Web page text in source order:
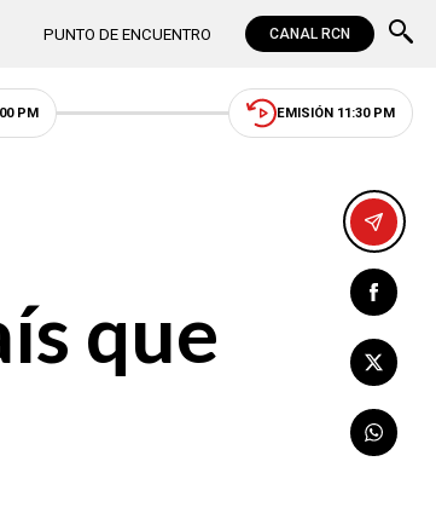
PUNTO DE ENCUENTRO CANAL RCN
PM EMISIÓN 11:30 PM
que